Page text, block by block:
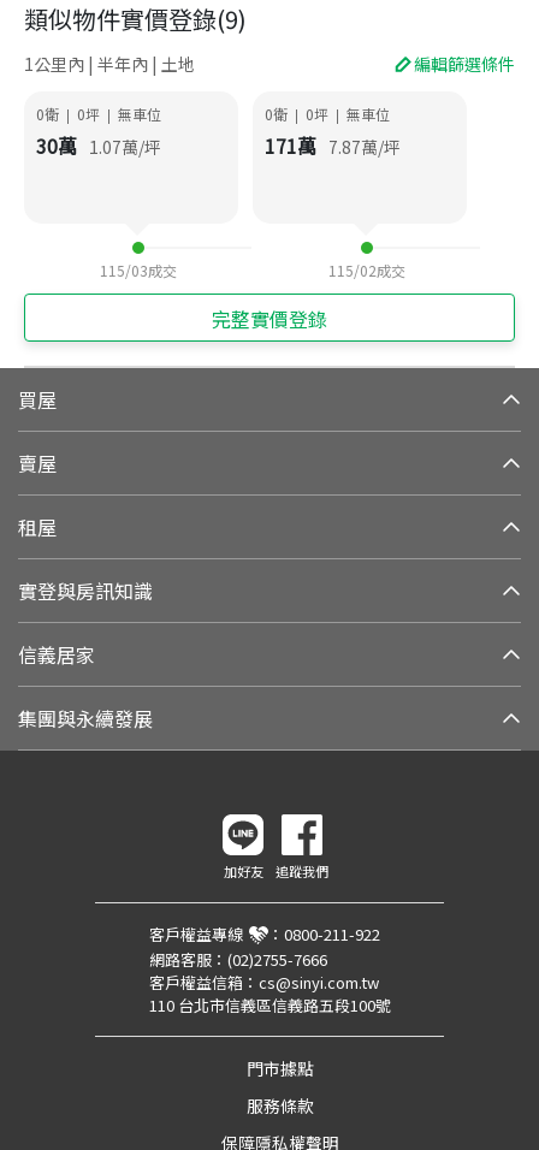
類似物件實價登錄(9)
1公里內 | 半年內 | 土地 編輯篩選條件
0衛 | 0坪 | 無車位
30萬 1.07萬/坪
115/03成交
0衛 | 0坪 | 無車位
171萬 7.87萬/坪
115/02成交
完整實價登錄
買屋
賣屋
租屋
實登與房訊知識
信義居家
集團與永續發展
加好友 追蹤我們
客戶權益專線 ： 0800-211-922
網路客服： (02)2755-7666
客戶權益信箱： cs@sinyi.com.tw
110 台北市信義區信義路五段100號
門市據點
服務條款
保障隱私權聲明